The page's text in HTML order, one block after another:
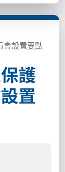
會設置要點
護
置